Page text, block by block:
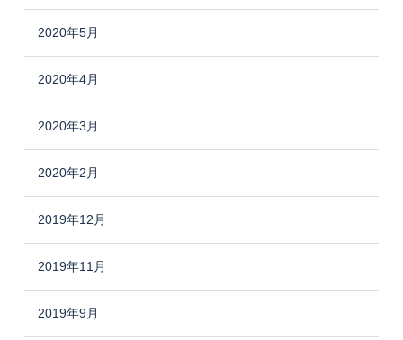
2020年5月
2020年4月
2020年3月
2020年2月
2019年12月
2019年11月
2019年9月